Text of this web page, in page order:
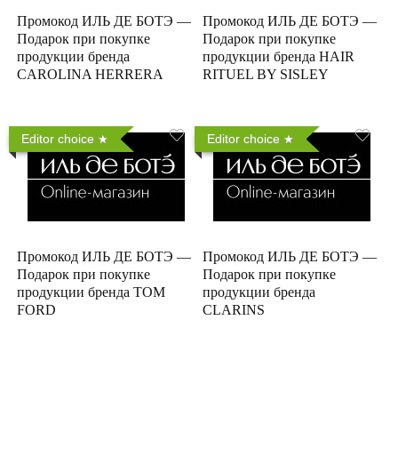
Промокод ИЛЬ ДЕ БОТЭ —
Подарок при покупке
продукции бренда
CAROLINA HERRERA
Промокод ИЛЬ ДЕ БОТЭ —
Подарок при покупке
продукции бренда HAIR
RITUEL BY SISLEY
Editor choice
Промокод ИЛЬ ДЕ БОТЭ —
Подарок при покупке
продукции бренда TOM
FORD
Editor choice
Промокод ИЛЬ ДЕ БОТЭ —
Подарок при покупке
продукции бренда
CLARINS